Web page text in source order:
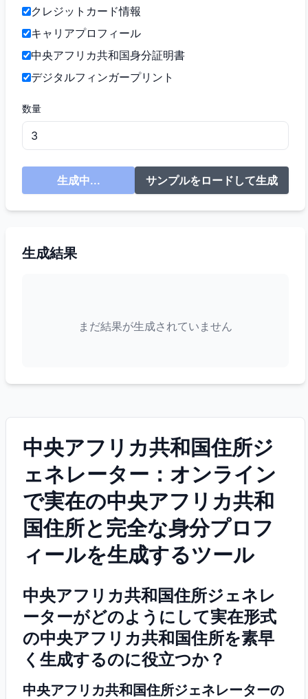
クレジットカード情報
キャリアプロフィール
中央アフリカ共和国身分証明書
デジタルフィンガープリント
数量
生成中... サンプルをロードして生成
生成結果
まだ結果が生成されていません
中央アフリカ共和国住所ジ
ェネレーター：オンライン
で実在の中央アフリカ共和
国住所と完全な身分プロフ
ィールを生成するツール
中央アフリカ共和国住所ジェネレ
ーターがどのようにして実在形式
の中央アフリカ共和国住所を素早
く生成するのに役立つか？
中央アフリカ共和国住所ジェネレーターの